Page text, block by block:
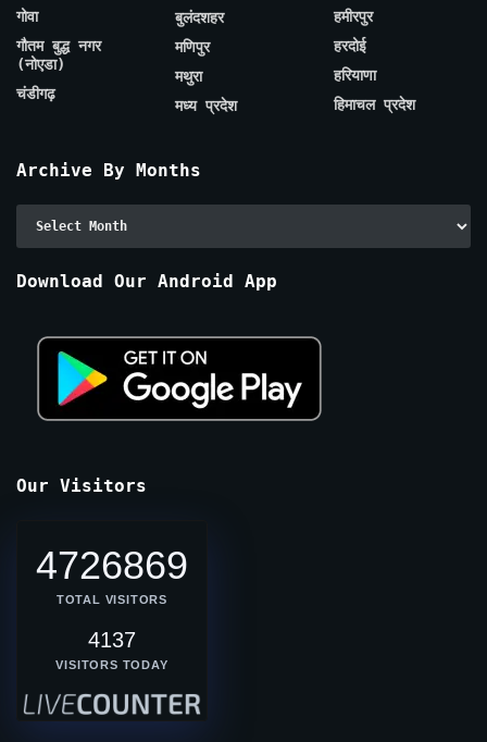
गोवा
गौतम बुद्ध नगर
(नोएडा)
चंडीगढ़
बुलंदशहर
मणिपुर
मथुरा
मध्य प्रदेश
हमीरपुर
हरदोई
हरियाणा
हिमाचल प्रदेश
Archive By Months
Download Our Android App
Our Visitors
4726869
TOTAL VISITORS
4137
VISITORS TODAY